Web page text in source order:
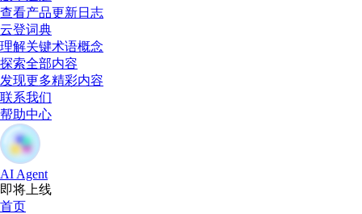
查看产品更新日志
云登词典
理解关键术语概念
探索全部内容
发现更多精彩内容
联系我们
帮助中心
AI Agent
即将上线
首页